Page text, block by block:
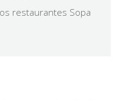
restaurantes Sopa